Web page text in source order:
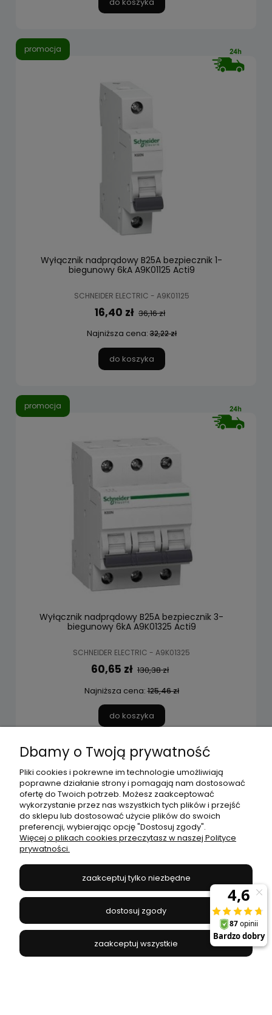
Wyłącznik nadprądowy B25A bezpiecznik 1-
biegunowy 6kA A9K01125 Acti9
SCHNEIDER ELECTRIC - A9K01125
16,40 zł 36,16 zł
Najniższa cena:32,22 zł
do koszyka
promocja
Wyłącznik nadprądowy B25A bezpiecznik 3-
biegunowy 6kA A9K01325 Acti9
SCHNEIDER ELECTRIC - A9K01325
60,65 zł 130,38 zł
Najniższa cena:125,46 zł
do koszyka
promocja
Dbamy o Twoją prywatność
Pliki cookies i pokrewne im technologie umożliwiają
poprawne działanie strony i pomagają nam dostosować
ofertę do Twoich potrzeb. Możesz zaakceptować
wykorzystanie przez nas wszystkich tych plików i przejść
do sklepu lub dostosować użycie plików do swoich
preferencji, wybierając opcję "Dostosuj zgody".
Więcej o plikach cookies przeczytasz w naszej Polityce
prywatności.
zaakceptuj tylko niezbędne
dostosuj zgody
zaakceptuj wszystkie